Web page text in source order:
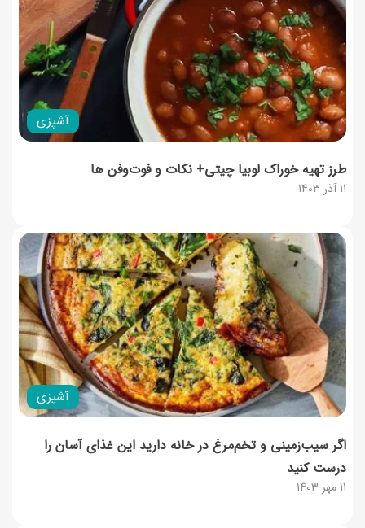
آشپزی
11 آذر 1403
طرز تهیه خوراک لوبیا چیتی+ نکات و فوت‌و‌فن ها
آشپزی
11 مهر 1403
اگر سیب‌زمینی و تخم‌مرغ در خانه دارید این غذای آسان را
درست کنید